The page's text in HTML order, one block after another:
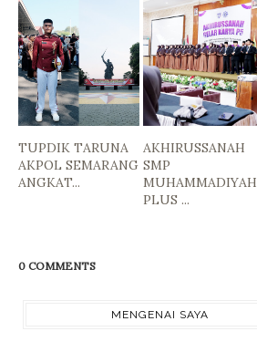
TUPDIK TARUNA
AKPOL SEMARANG
ANGKAT...
AKHIRUSSANAH
SMP
MUHAMMADIYAH
PLUS ...
0 COMMENTS
MENGENAI SAYA